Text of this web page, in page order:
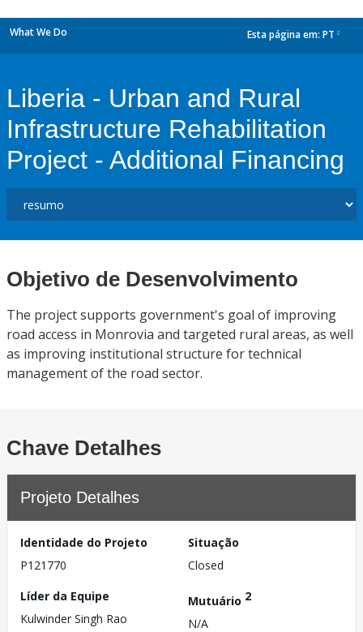
What We Do Esta página em: PT
Liberia - Urban and Rural
Infrastructure Rehabilitation
Project - Additional Financing
Objetivo de Desenvolvimento
The project supports government's goal of improving
road access in Monrovia and targeted rural areas, as well
as improving institutional structure for technical
management of the road sector.
Chave Detalhes
Projeto Detalhes
Identidade do Projeto
P121770
Situação
Closed
Líder da Equipe
Kulwinder Singh Rao
Mutuário 2
N/A